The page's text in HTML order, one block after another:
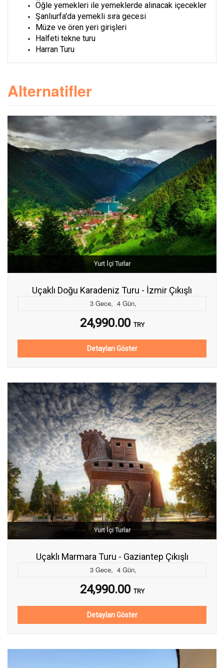
Öğle yemekleri ile yemeklerde alınacak içecekler
Şanlıurfa'da yemekli sıra gecesi
Müze ve ören yeri girişleri
Halfeti tekne turu
Harran Turu
Alternatifler
Yurt İçi Turlar
Uçaklı Doğu Karadeniz Turu - İzmir Çıkışlı
3 Gece, 4 Gün,
24,990.00 TRY
Detayları Göster
Yurt İçi Turlar
Uçaklı Marmara Turu - Gaziantep Çıkışlı
3 Gece, 4 Gün,
24,990.00 TRY
Detayları Göster